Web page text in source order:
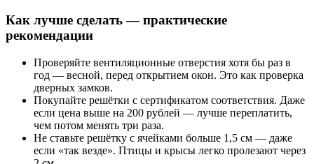
Как лучше сделать — практические
рекомендации
Проверяйте вентиляционные отверстия хотя бы раз в
год — весной, перед открытием окон. Это как проверка
дверных замков.
Покупайте решётки с сертификатом соответствия. Даже
если цена выше на 200 рублей — лучше переплатить,
чем потом менять три раза.
Не ставьте решётку с ячейками больше 1,5 см — даже
если «так везде». Птицы и крысы легко пролезают через